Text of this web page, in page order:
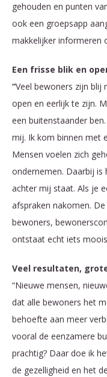
gehouden en punten
ook een groepsapp
makkelijker informeren
Een frisse blik en
“Veel bewoners zijn blij
open en eerlijk te zijn.
een buitenstaander
mij. Ik kom binnen met
Mensen voelen zich
ondernemen. Daarbij
achter mij staat. Als je
afspraken nakomen.
bewoners,
ontstaat echt iets
Veel resultaten,
“Nieuwe mensen,
dat alle bewoners het
behoefte aan meer
vooral de eenzamere
prachtig? Daar doe ik
de gezelligheid en het